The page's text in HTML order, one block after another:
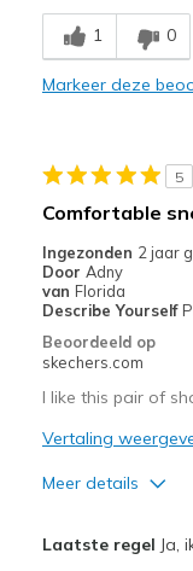
Comfortable
Durable
Casual Wear
Sizing
View On Shoes
1 0
Markeer deze
5
Comfortable
Ingezonden 2 jaar
Door Adny
van Florida
Describe Yourself
Beoordeeld op
skechers.com
I like this pair of
Vertaling
Meer details
Laatste regel Ja,